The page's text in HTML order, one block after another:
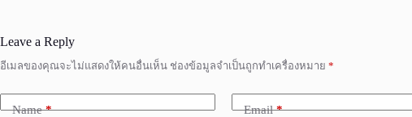
Leave a Reply
อีเมลของคุณจะไม่แสดงให้คนอื่นเห็น ช่องข้อมูลจำเป็นถูกทำเครื่องหมาย *
Name* Email*